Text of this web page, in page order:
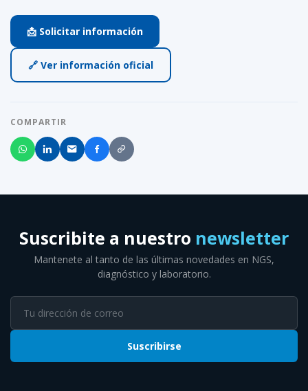
📩 Solicitar información
🔗 Ver información oficial
COMPARTIR
Suscribite a nuestro newsletter
Mantenete al tanto de las últimas novedades en NGS,
diagnóstico y laboratorio.
Suscribirse